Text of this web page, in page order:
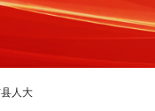
人大